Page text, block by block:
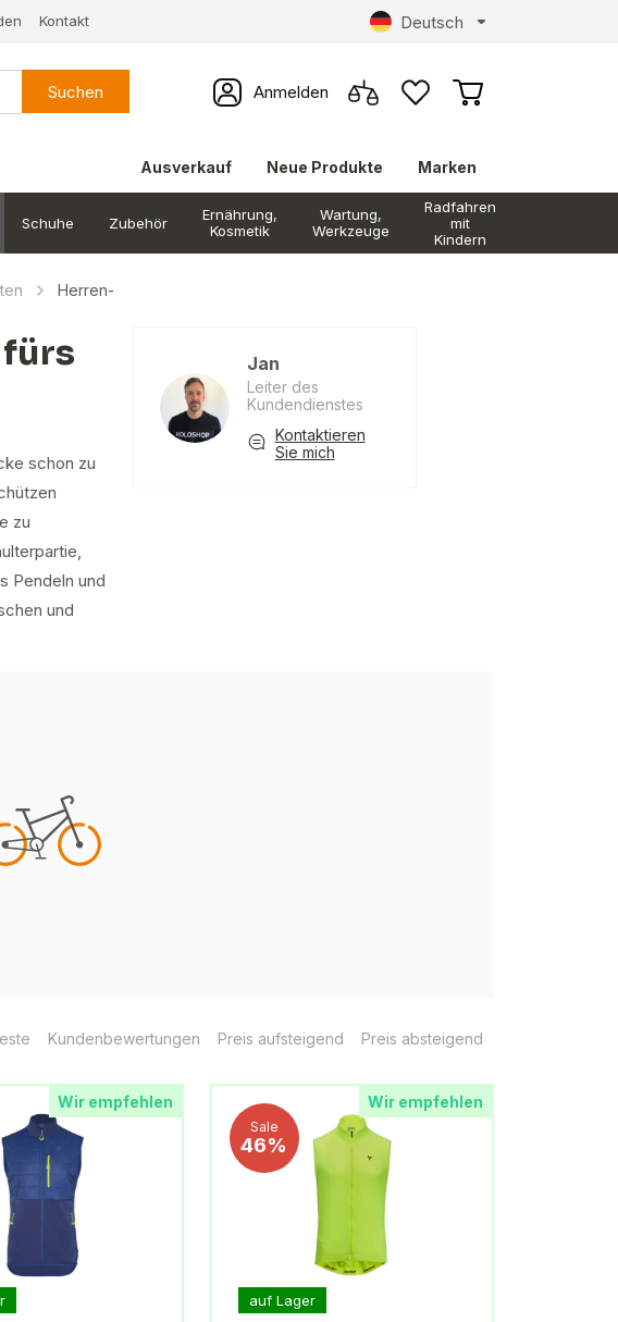
Kontakt Deutsch
Suchen Anmelden
Ausverkauf Neue Produkte Marken
Schuhe Zubehör
Ernährung,
Kosmetik
Wartung,
Werkzeuge
Radfahren
mit
Kindern
Herren-
schon zu
zu
Pendeln und
und
Jan
Leiter des
Kundendienstes
Kontaktieren
Sie mich
Kundenbewertungen Preis aufsteigend Preis absteigend
Wir empfehlen Wir empfehlen
Sale
46%
auf Lager